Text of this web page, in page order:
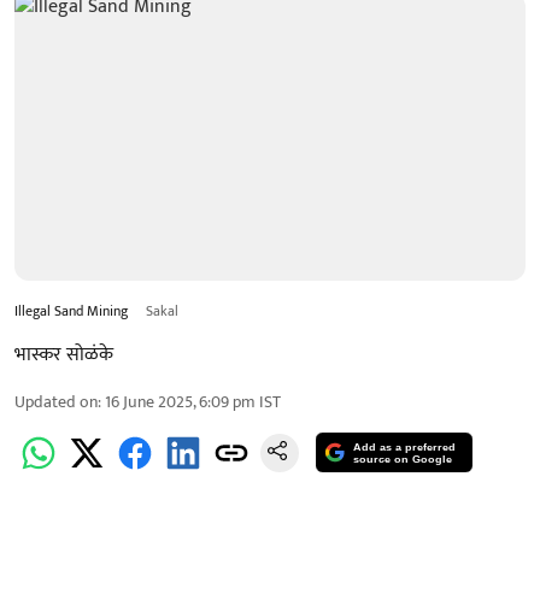
Illegal Sand Mining Sakal
भास्कर सोळंके
Updated on:16 June 2025, 6:09 pm IST
Add as a preferred
source on Google